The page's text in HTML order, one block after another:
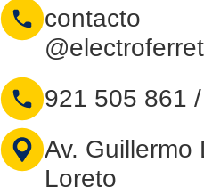
contacto
921 505 861
Av. Guillermo
Loreto